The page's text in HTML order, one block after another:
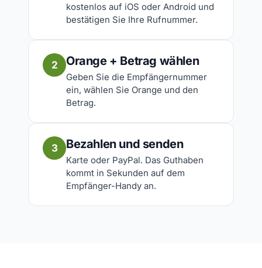
kostenlos auf iOS oder Android und
bestätigen Sie Ihre Rufnummer.
2 Orange + Betrag wählen
Geben Sie die Empfängernummer
ein, wählen Sie Orange und den
Betrag.
3 Bezahlen und senden
Karte oder PayPal. Das Guthaben
kommt in Sekunden auf dem
Empfänger-Handy an.